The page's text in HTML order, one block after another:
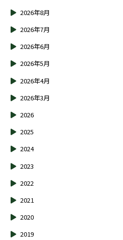
2026年8月
2026年7月
2026年6月
2026年5月
2026年4月
2026年3月
2026
2025
2024
2023
2022
2021
2020
2019